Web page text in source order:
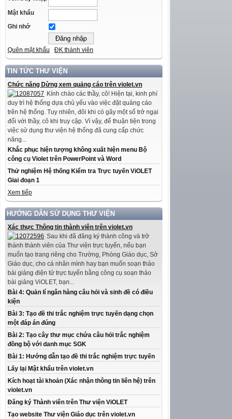
Mật khẩu
Ghi nhớ
Quên mật khẩu ĐK thành viên
TIN TỨC THƯ VIỆN
Chức năng Dừng xem quảng cáo trên violet.vn
Kính chào các thầy, cô! Hiện tại, kinh phí
duy trì hệ thống dựa chủ yếu vào việc đặt quảng cáo
trên hệ thống. Tuy nhiên, đôi khi có gây một số trở ngại
đối với thầy, cô khi truy cập. Vì vậy, để thuận tiện trong
việc sử dụng thư viện hệ thống đã cung cấp chức
năng...
Khắc phục hiện tượng không xuất hiện menu Bộ
công cụ Violet trên PowerPoint và Word
Thử nghiệm Hệ thống Kiểm tra Trực tuyến ViOLET
Giai đoạn 1
Xem tiếp
HƯỚNG DẪN SỬ DỤNG THƯ VIỆN
Xác thực Thông tin thành viên trên violet.vn
Sau khi đã đăng ký thành công và trở
thành thành viên của Thư viện trực tuyến, nếu bạn
muốn tạo trang riêng cho Trường, Phòng Giáo dục, Sở
Giáo dục, cho cá nhân mình hay bạn muốn soạn thảo
bài giảng điện tử trực tuyến bằng công cụ soạn thảo
bài giảng ViOLET, bạn...
Bài 4: Quản lí ngân hàng câu hỏi và sinh đề có điều
kiện
Bài 3: Tạo đề thi trắc nghiệm trực tuyến dạng chọn
một đáp án đúng
Bài 2: Tạo cây thư mục chứa câu hỏi trắc nghiệm
đồng bộ với danh mục SGK
Bài 1: Hướng dẫn tạo đề thi trắc nghiệm trực tuyến
Lấy lại Mật khẩu trên violet.vn
Kích hoạt tài khoản (Xác nhận thông tin liên hệ) trên
violet.vn
Đăng ký Thành viên trên Thư viện ViOLET
Tạo website Thư viện Giáo dục trên violet.vn